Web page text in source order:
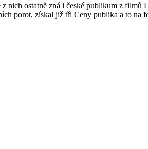
nich ostatně zná i české publikum z filmů
porot, získal již tři Ceny publika a to na